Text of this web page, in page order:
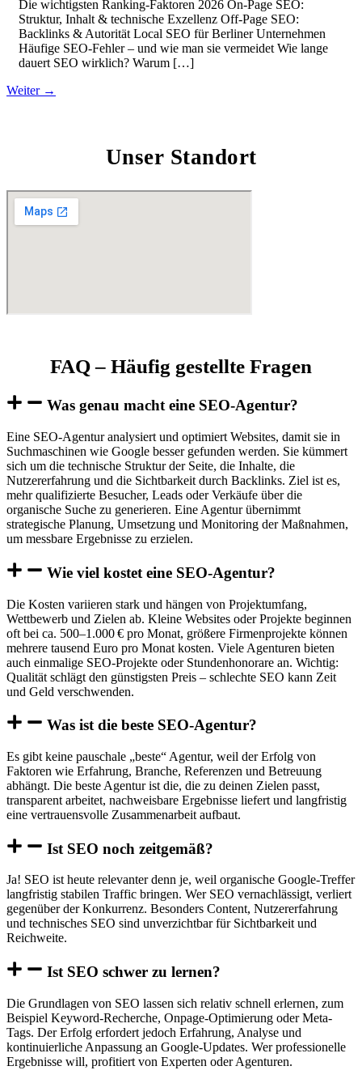
Die wichtigsten Ranking-Faktoren 2026 On-Page SEO:
Struktur, Inhalt & technische Exzellenz Off-Page SEO:
Backlinks & Autorität Local SEO für Berliner Unternehmen
Häufige SEO-Fehler – und wie man sie vermeidet Wie lange
dauert SEO wirklich? Warum […]
Weiter →
Unser Standort
FAQ – Häufig gestellte Fragen
Was genau macht eine SEO-Agentur?
Eine SEO-Agentur analysiert und optimiert Websites, damit sie in
Suchmaschinen wie Google besser gefunden werden. Sie kümmert
sich um die technische Struktur der Seite, die Inhalte, die
Nutzererfahrung und die Sichtbarkeit durch Backlinks. Ziel ist es,
mehr qualifizierte Besucher, Leads oder Verkäufe über die
organische Suche zu generieren. Eine Agentur übernimmt
strategische Planung, Umsetzung und Monitoring der Maßnahmen,
um messbare Ergebnisse zu erzielen.
Wie viel kostet eine SEO-Agentur?
Die Kosten variieren stark und hängen von Projektumfang,
Wettbewerb und Zielen ab. Kleine Websites oder Projekte beginnen
oft bei ca. 500–1.000 € pro Monat, größere Firmenprojekte können
mehrere tausend Euro pro Monat kosten. Viele Agenturen bieten
auch einmalige SEO-Projekte oder Stundenhonorare an. Wichtig:
Qualität schlägt den günstigsten Preis – schlechte SEO kann Zeit
und Geld verschwenden.
Was ist die beste SEO-Agentur?
Es gibt keine pauschale „beste“ Agentur, weil der Erfolg von
Faktoren wie Erfahrung, Branche, Referenzen und Betreuung
abhängt. Die beste Agentur ist die, die zu deinen Zielen passt,
transparent arbeitet, nachweisbare Ergebnisse liefert und langfristig
eine vertrauensvolle Zusammenarbeit aufbaut.
Ist SEO noch zeitgemäß?
Ja! SEO ist heute relevanter denn je, weil organische Google-Treffer
langfristig stabilen Traffic bringen. Wer SEO vernachlässigt, verliert
gegenüber der Konkurrenz. Besonders Content, Nutzererfahrung
und technisches SEO sind unverzichtbar für Sichtbarkeit und
Reichweite.
Ist SEO schwer zu lernen?
Die Grundlagen von SEO lassen sich relativ schnell erlernen, zum
Beispiel Keyword-Recherche, Onpage-Optimierung oder Meta-
Tags. Der Erfolg erfordert jedoch Erfahrung, Analyse und
kontinuierliche Anpassung an Google-Updates. Wer professionelle
Ergebnisse will, profitiert von Experten oder Agenturen.